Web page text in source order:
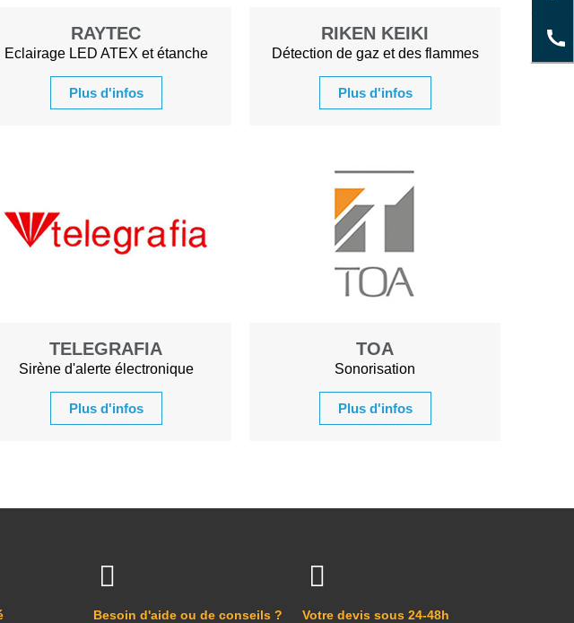
RAYTEC
Eclairage LED ATEX et étanche
Plus d'infos
RIKEN KEIKI
Détection de gaz et des flammes
Plus d'infos
TELEGRAFIA
Sirène d'alerte électronique
Plus d'infos
TOA
Sonorisation
Plus d'infos
Besoin d'aide ou de conseils ? Votre devis sous 24-48h